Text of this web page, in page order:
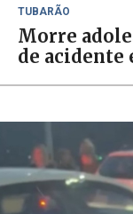
TUBARÃO
Morre
de